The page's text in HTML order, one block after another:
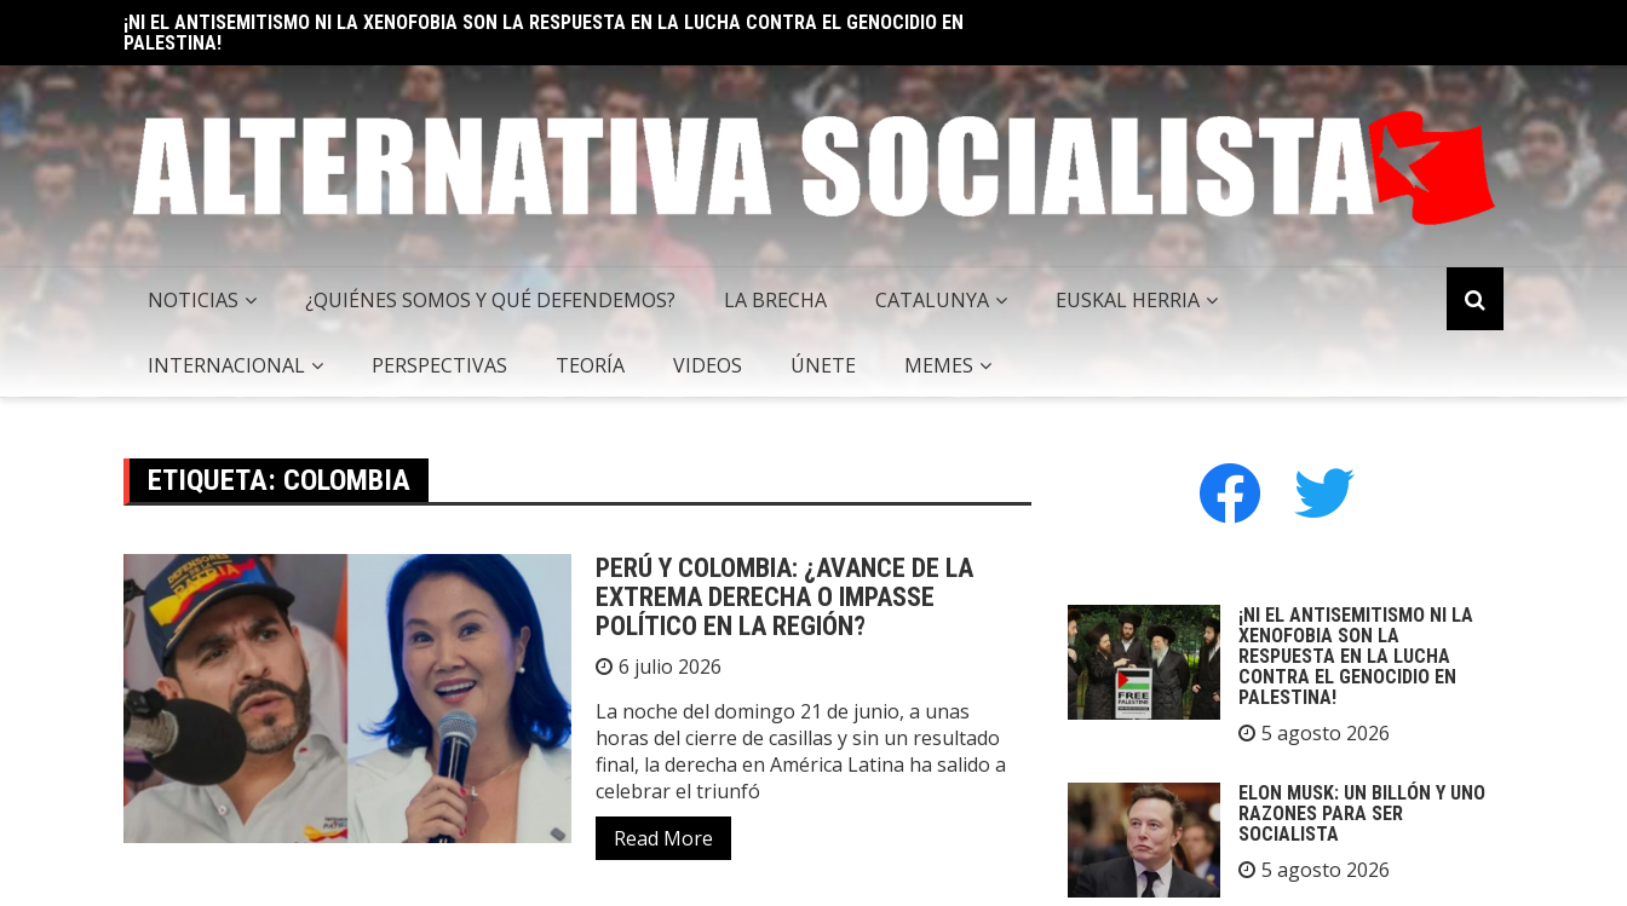
content
¡NI EL ANTISEMITISMO NI LA XENOFOBIA SON LA RESPUESTA EN LA LUCHA CONTRA EL GENOCIDIO EN
PALESTINA!
ELON MUSK: UN BILLÓN Y UNO RAZONES PARA SER SOCIALISTA
NOTICIAS ¿QUIÉNES SOMOS Y QUÉ DEFENDEMOS? LA BRECHA CATALUNYA EUSKAL HERRIA
INTERNACIONAL PERSPECTIVAS TEORÍA VIDEOS ÚNETE MEMES
ETIQUETA: COLOMBIA
PERÚ Y COLOMBIA: ¿AVANCE DE LA
EXTREMA DERECHA O IMPASSE
POLÍTICO EN LA REGIÓN?
6 julio 2026
La noche del domingo 21 de junio, a unas
horas del cierre de casillas y sin un resultado
final, la derecha en América Latina ha salido a
celebrar el triunfó
Read More
facebook twitter
¡NI EL ANTISEMITISMO NI LA
XENOFOBIA SON LA
RESPUESTA EN LA LUCHA
CONTRA EL GENOCIDIO EN
PALESTINA!
5 agosto 2026
ELON MUSK: UN BILLÓN Y UNO
RAZONES PARA SER
SOCIALISTA
5 agosto 2026